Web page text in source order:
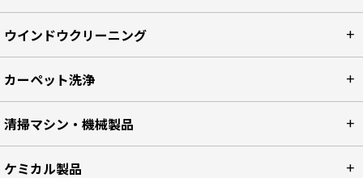
ウインドウクリーニング
カーペット洗浄
清掃マシン・機械製品
ケミカル製品